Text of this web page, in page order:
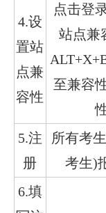
4.设
置站
点兼
容性
点击登
站点兼
至兼容
5.注
册
所有考
考生)
6.填